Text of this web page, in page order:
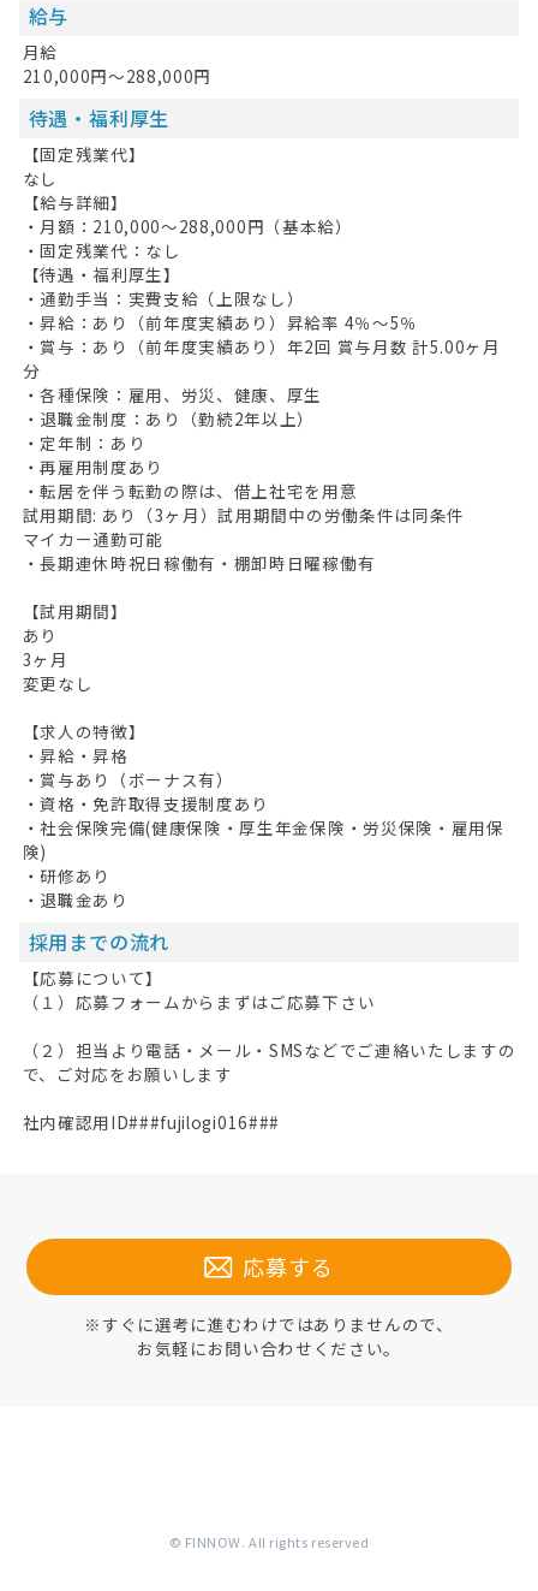
給与
月給
210,000円～288,000円
待遇・福利厚生
【固定残業代】
なし
【給与詳細】
・月額：210,000～288,000円（基本給）
・固定残業代：なし
【待遇・福利厚生】
・通勤手当：実費支給（上限なし）
・昇給：あり（前年度実績あり）昇給率 4％～5％
・賞与：あり（前年度実績あり）年2回 賞与月数 計5.00ヶ月
分
・各種保険：雇用、労災、健康、厚生
・退職金制度：あり（勤続2年以上）
・定年制：あり
・再雇用制度あり
・転居を伴う転勤の際は、借上社宅を用意
試用期間: あり（3ヶ月）試用期間中の労働条件は同条件
マイカー通勤可能
・長期連休時祝日稼働有・棚卸時日曜稼働有
【試用期間】
あり
3ヶ月
変更なし
【求人の特徴】
・昇給・昇格
・賞与あり（ボーナス有）
・資格・免許取得支援制度あり
・社会保険完備(健康保険・厚生年金保険・労災保険・雇用保
険)
・研修あり
・退職金あり
採用までの流れ
【応募について】
（１）応募フォームからまずはご応募下さい
（２）担当より電話・メール・SMSなどでご連絡いたしますの
で、ご対応をお願いします
社内確認用ID###fujilogi016###
応募する
※すぐに選考に進むわけではありませんので、
お気軽にお問い合わせください。
© FINNOW. All rights reserved